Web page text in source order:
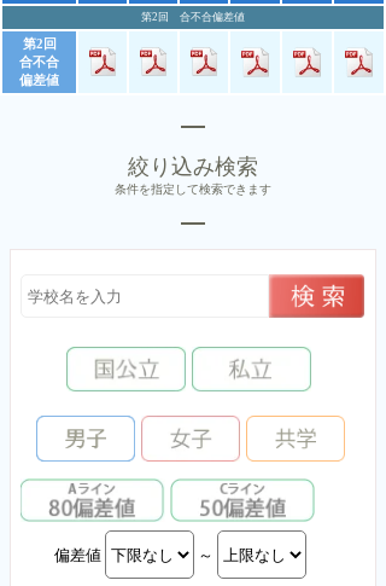
第2回 合不合偏差値
第2回
合不合
偏差値
絞り込み検索
条件を指定して検索できます
偏差値 ～